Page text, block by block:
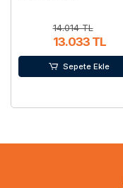
14.014 TL
13.033 TL
Sepete Ekle